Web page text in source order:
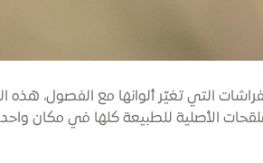
التي تغيّر ألوانها مع الفصول، هذه
الأصلية للطبيعة كلها في مكان